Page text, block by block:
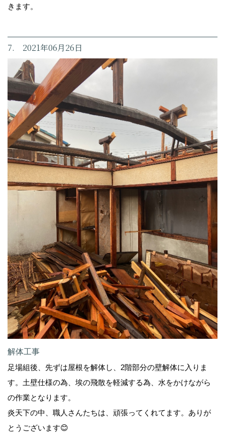
きます。
7. 2021年06月26日
解体工事
足場組後、先ずは屋根を解体し、2階部分の壁解体に入りま
す。土壁仕様の為、埃の飛散を軽減する為、水をかけながら
の作業となります。
炎天下の中、職人さんたちは、頑張ってくれてます。ありが
とうございます😊